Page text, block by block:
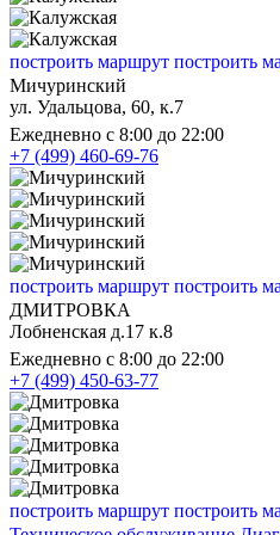
построить маршрут построить
Мичуринский
ул. Удальцова, 60, к.7
Ежедневно с 8:00 до 22:00
+7 (499) 460-69-76
построить маршрут построить
ДМИТРОВКА
Лобненская д.17 к.8
Ежедневно с 8:00 до 22:00
+7 (499) 450-63-77
построить маршрут построить